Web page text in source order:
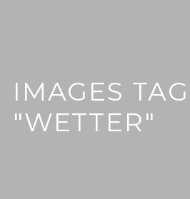
IMAGES
"WETTER"